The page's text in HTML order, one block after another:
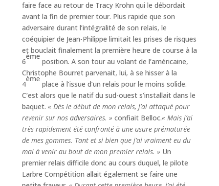
faire face au retour de Tracy Krohn qui le débordait
avant la fin de premier tour. Plus rapide que son
adversaire durant l’intégralité de son relais, le
coéquipier de Jean-Philippe limitait les prises de risques
et bouclait finalement la première heure de course à la
6
ème
position. A son tour au volant de l’américaine,
Christophe Bourret parvenait, lui, à se hisser à la
4
ème
place à l’issue d’un relais pour le moins solide.
C’est alors que le natif du sud-ouest s’installait dans le
baquet. « Dès le début de mon relais, j’ai attaqué pour
revenir sur nos adversaires. » confiait Belloc.« Mais j’ai
très rapidement été confronté à une usure prématurée
de mes gommes. Tant et si bien que j’ai vraiment eu du
mal à venir au bout de mon premier relais. » Un
premier relais difficile donc au cours duquel, le pilote
Larbre Compétition allait également se faire une